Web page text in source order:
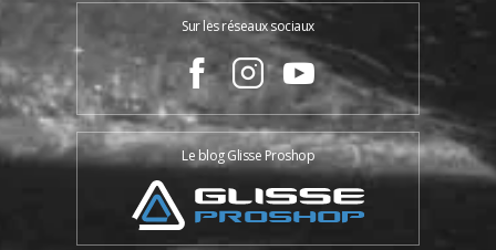
Sur les réseaux sociaux
Le blog Glisse Proshop